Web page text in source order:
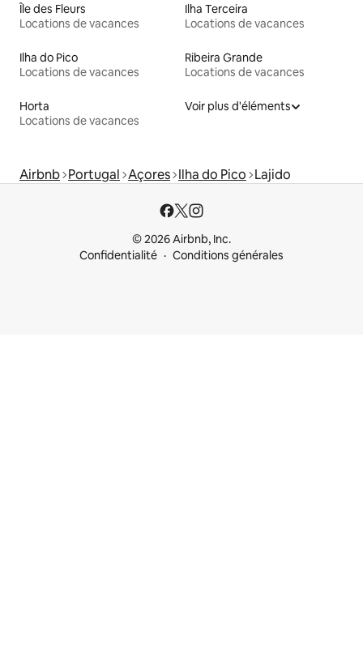
Île des Fleurs
Locations de vacances
Ilha Terceira
Locations de vacances
Ilha do Pico
Locations de vacances
Ribeira Grande
Locations de vacances
Horta
Locations de vacances
Voir plus d'éléments
Airbnb Portugal Açores Ilha do Pico Lajido
© 2026 Airbnb, Inc.
Confidentialité
Conditions générales